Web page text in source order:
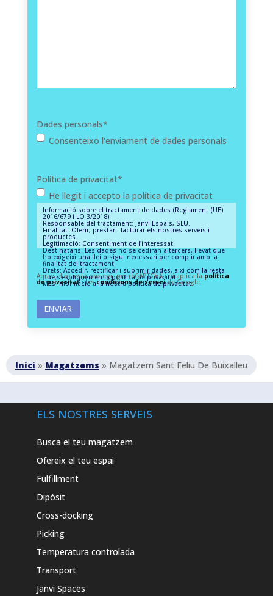
Dades personals*
Consenteixo l'enviament de dades personals
Política de privacitat*
He llegit i accepto la política de privacitat
Informació sobre el tractament de dades (Reglament (UE)
2016/679 i LO 3/2018)
Responsable del tractament: Janvi Espais, SLU.
Finalitat: Oferir, prestar i facturar els nostres serveis i
productes.
Legitimació: Consentiment de l'interessat.
Destinataris: Les dades no se cediran a tercers, llevat que
ho exigeixi una llei o sigui necessari per complir amb la
finalitat del tractament.
Drets: Accedir, rectificar i suprimir dades, així com la resta
que s'expliquen en la política de privacitat.
Més informació a la nostrapolítica de privacitat.
Aquest lloc està protegit per reCAPTCHA i hi aplica la política
de privacitati lescondicions de serveide Google.
Inici » Magatzems » Magatzem Sant Feliu De Buixalleu
ELS NOSTRES SERVEIS
Busca el teu magatzem
Ofereix el teu espai
Fulfillment
Dipòsit
Cross-docking
Picking
Temperatura controlada
Transport
Janvi Spaces